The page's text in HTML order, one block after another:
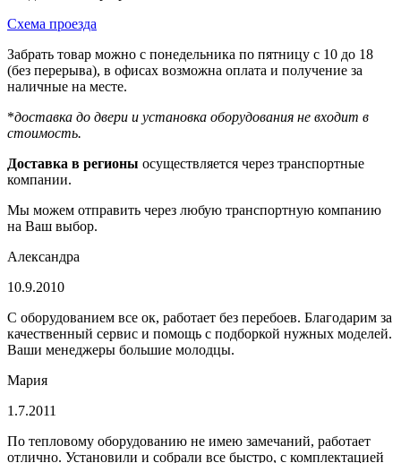
Схема проезда
Забрать товар можно с понедельника по пятницу с 10 до 18
(без перерыва), в офисах возможна оплата и получение за
наличные на месте.
*доставка до двери и установка оборудования не входит в
стоимость.
Доставка в регионы осуществляется через транспортные
компании.
Мы можем отправить через любую транспортную компанию
на Ваш выбор.
Александра
10.9.2010
С оборудованием все ок, работает без перебоев. Благодарим за
качественный сервис и помощь с подборкой нужных моделей.
Ваши менеджеры большие молодцы.
Мария
1.7.2011
По тепловому оборудованию не имею замечаний, работает
отлично. Установили и собрали все быстро, с комплектацией